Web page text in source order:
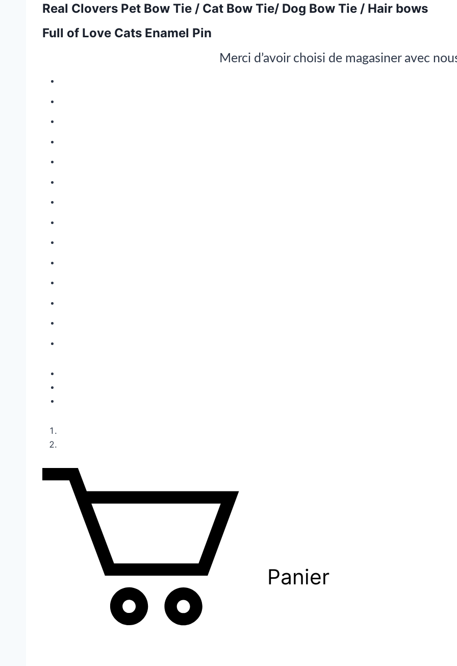
Real Clovers Pet Bow Tie / Cat Bow Tie/ Dog Bow Tie / Hair bows
Full of Love Cats Enamel Pin
Merci d’avoir choisi de magasiner avec
Panier